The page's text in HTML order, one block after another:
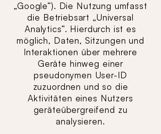
„Google“). Die Nutzung umfasst
die Betriebsart „Universal
Analytics“. Hierdurch ist es
möglich, Daten, Sitzungen und
Interaktionen über mehrere
Geräte hinweg einer
pseudonymen User-ID
zuzuordnen und so die
Aktivitäten eines Nutzers
geräteübergreifend zu
analysieren.